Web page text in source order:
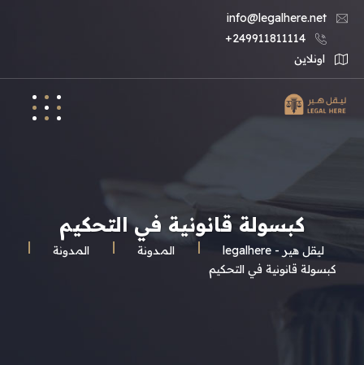
info@legalhere.net
249911811114+
اونلاين
كبسولة قانونية في التحكيم
ليقل هير - legalhere المـدونة
المدونة
كبسولة قانونية في التحكيم